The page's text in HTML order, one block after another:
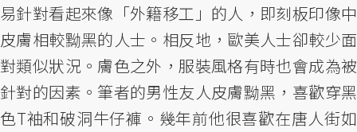
易針對看起來像「外籍移工」的人，即刻板印像中
皮膚相較黝黑的人士。相反地，歐美人士卻較少面
對類似狀況。膚色之外，服裝風格有時也會成為被
針對的因素。筆者的男性友人皮膚黝黑，喜歡穿黑
色T袖和破洞牛仔褲。幾年前他很喜歡在唐人街如